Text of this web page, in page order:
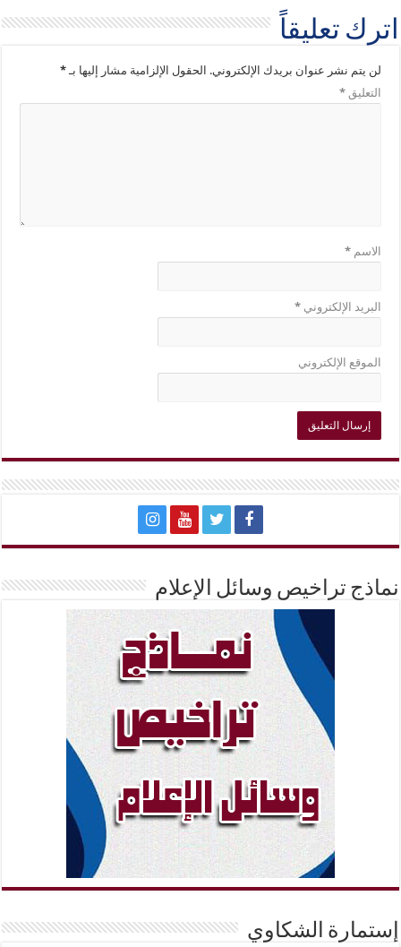
اترك تعليقاً
لن يتم نشر عنوان بريدك الإلكتروني. الحقول الإلزامية مشار إليها بـ*
التعليق*
الاسم*
البريد الإلكتروني*
الموقع الإلكتروني
نماذج تراخيص وسائل الإعلام
إستمارة الشكاوي